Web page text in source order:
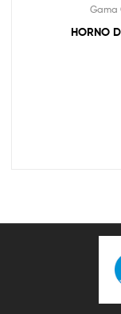
Gama
HORNO